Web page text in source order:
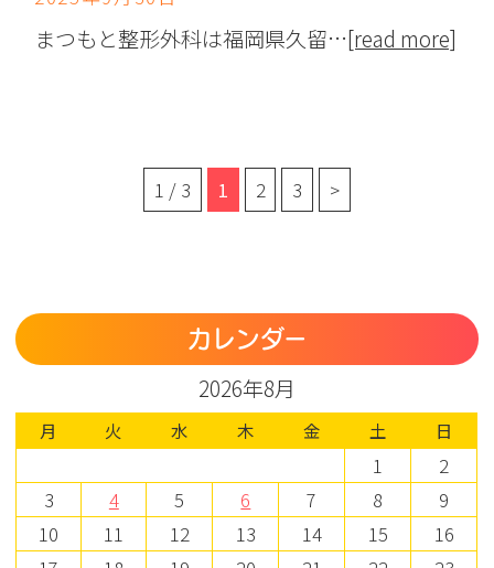
まつもと整形外科は福岡県久留…[read more]
1 / 3 1 2 3 >
カレンダー
2026年8月
月 火 水 木 金 土 日
1
2
3
4 5 6 7 8
9
10
11 12 13 14 15
16